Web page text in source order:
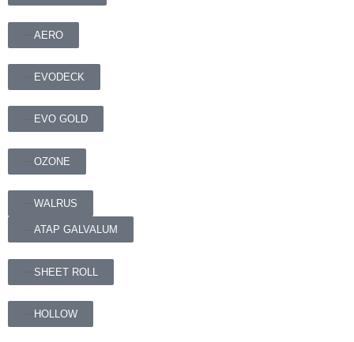
AERO
EVODECK
EVO GOLD
OZONE
WALRUS
ATAP GALVALUM
SHEET ROLL
HOLLOW